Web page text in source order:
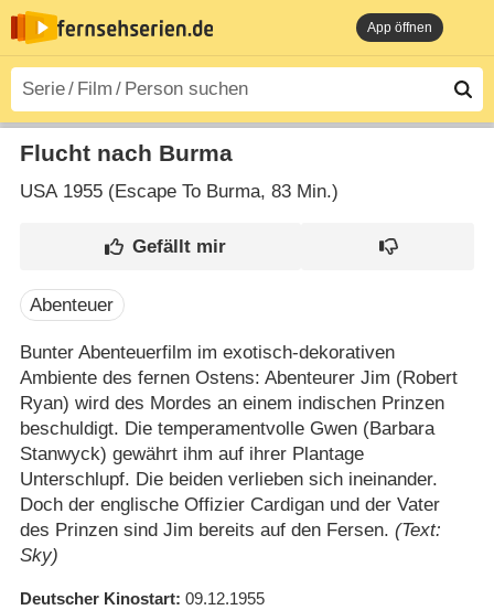
App öffnen
Flucht nach Burma
USA1955 (Escape To Burma‎, 83 Min.)
Abenteuer
Bunter Abenteuerfilm im exotisch-dekorativen
Ambiente des fernen Ostens: Abenteurer Jim (Robert
Ryan) wird des Mordes an einem indischen Prinzen
beschuldigt. Die temperamentvolle Gwen (Barbara
Stanwyck) gewährt ihm auf ihrer Plantage
Unterschlupf. Die beiden verlieben sich ineinander.
Doch der englische Offizier Cardigan und der Vater
des Prinzen sind Jim bereits auf den Fersen. (Text:
Sky)
Deutscher Kinostart 09.12.1955